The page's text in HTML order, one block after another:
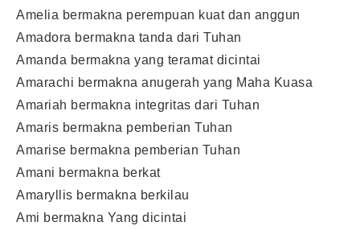
Amelia bermakna perempuan kuat dan anggun
Amadora bermakna tanda dari Tuhan
Amanda bermakna yang teramat dicintai
Amarachi bermakna anugerah yang Maha Kuasa
Amariah bermakna integritas dari Tuhan
Amaris bermakna pemberian Tuhan
Amarise bermakna pemberian Tuhan
Amani bermakna berkat
Amaryllis bermakna berkilau
Ami bermakna Yang dicintai